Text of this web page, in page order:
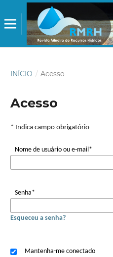
INÍCIO / Acesso
Acesso
* Indica campo obrigatório
Nome de usuário ou e-mail *
Senha*
Esqueceu a senha?
Mantenha-me conectado